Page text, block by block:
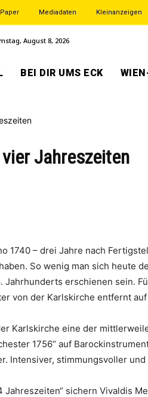
Paper Mediadaten Kleinanzeigen
August 8, 2026
BEI DIR UMS ECK
Jahreszeiten
1740 – drei Jahre nach
So wenig man sich heute
Jahrhunderts erschienen sein.
von der Karlskirche entfernt
Karlskirche eine der
1756“ auf
Intensiver, stimmungsvoller
Jahreszeiten“ sichern Vivaldis